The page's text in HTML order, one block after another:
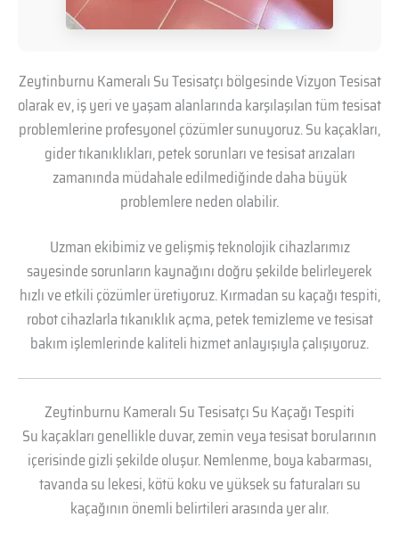
Zeytinburnu Kameralı Su Tesisatçı bölgesinde Vizyon Tesisat
olarak ev, iş yeri ve yaşam alanlarında karşılaşılan tüm tesisat
problemlerine profesyonel çözümler sunuyoruz. Su kaçakları,
gider tıkanıklıkları, petek sorunları ve tesisat arızaları
zamanında müdahale edilmediğinde daha büyük
problemlere neden olabilir.
Uzman ekibimiz ve gelişmiş teknolojik cihazlarımız
sayesinde sorunların kaynağını doğru şekilde belirleyerek
hızlı ve etkili çözümler üretiyoruz. Kırmadan su kaçağı tespiti,
robot cihazlarla tıkanıklık açma, petek temizleme ve tesisat
bakım işlemlerinde kaliteli hizmet anlayışıyla çalışıyoruz.
Zeytinburnu Kameralı Su Tesisatçı Su Kaçağı Tespiti
Su kaçakları genellikle duvar, zemin veya tesisat borularının
içerisinde gizli şekilde oluşur. Nemlenme, boya kabarması,
tavanda su lekesi, kötü koku ve yüksek su faturaları su
kaçağının önemli belirtileri arasında yer alır.